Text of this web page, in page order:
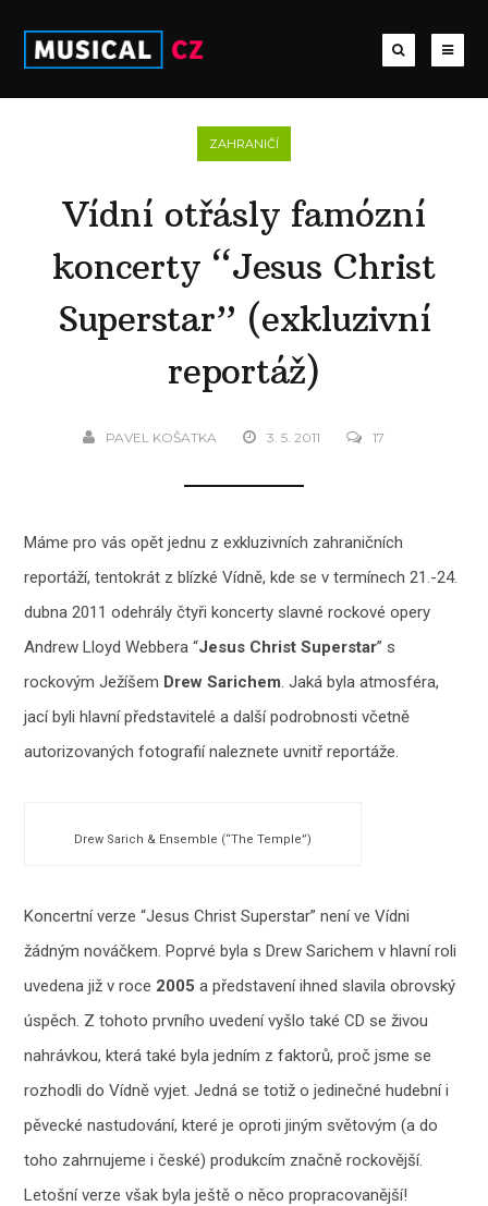
ZAHRANIČÍ
Vídní otřásly famózní
koncerty “Jesus Christ
Superstar” (exkluzivní
reportáž)
PAVEL KOŠATKA 3. 5. 2011 17
Máme pro vás opět jednu z exkluzivních zahraničních
reportáží, tentokrát z blízké Vídně, kde se v termínech 21.-24.
dubna 2011 odehrály čtyři koncerty slavné rockové opery
Andrew Lloyd Webbera “Jesus Christ Superstar” s
rockovým Ježíšem Drew Sarichem. Jaká byla atmosféra,
jací byli hlavní představitelé a další podrobnosti včetně
autorizovaných fotografií naleznete uvnitř reportáže.
Drew Sarich & Ensemble (“The Temple”)
Koncertní verze “Jesus Christ Superstar” není ve Vídni
žádným nováčkem. Poprvé byla s Drew Sarichem v hlavní roli
uvedena již v roce 2005a představení ihned slavila obrovský
úspěch. Z tohoto prvního uvedení vyšlo také CD se živou
nahrávkou, která také byla jedním z faktorů, proč jsme se
rozhodli do Vídně vyjet. Jedná se totiž o jedinečné hudební i
pěvecké nastudování, které je oproti jiným světovým (a do
toho zahrnujeme i české) produkcím značně rockovější.
Letošní verze však byla ještě o něco propracovanější!